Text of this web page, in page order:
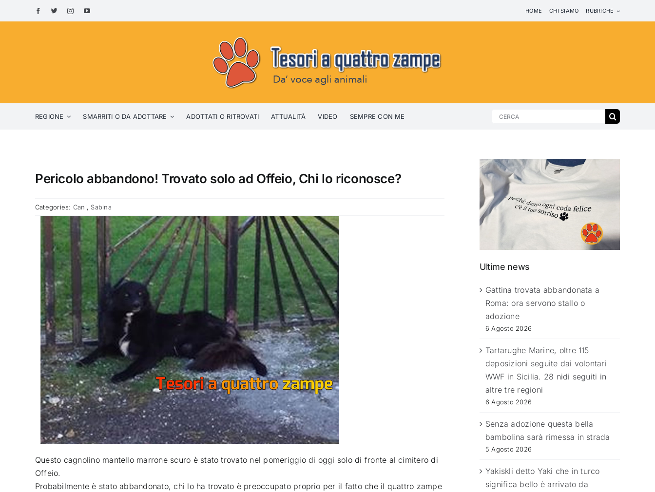
to
HOME CHI SIAMO RUBRICHE
REGIONE SMARRITI O DA ADOTTARE ADOTTATI O RITROVATI ATTUALITÀ VIDEO SEMPRE CON ME
Search
Pericolo abbandono! Trovato solo ad Offeio, Chi lo riconosce?
Categories: Cani, Sabina
Questo cagnolino mantello marrone scuro è stato trovato nel pomeriggio di oggi solo di fronte al cimitero di
Offeio.
Probabilmente è stato abbandonato, chi lo ha trovato è preoccupato proprio per il fatto che il quattro zampe
Ultime news
Gattina trovata abbandonata a
Roma: ora servono stallo o
adozione
6 Agosto 2026
Tartarughe Marine, oltre 115
deposizioni seguite dai volontari
WWF in Sicilia. 28 nidi seguiti in
altre tre regioni
6 Agosto 2026
Senza adozione questa bella
bambolina sarà rimessa in strada
5 Agosto 2026
Yakiskli detto Yaki che in turco
significa bello è arrivato da